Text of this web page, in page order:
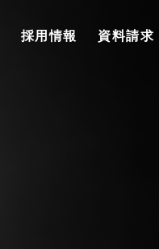
採用情報 資料請求